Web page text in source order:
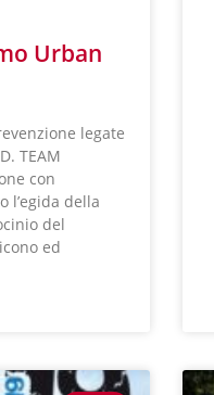
Urban
legate
TEAM
con
l’egida della
del
ed